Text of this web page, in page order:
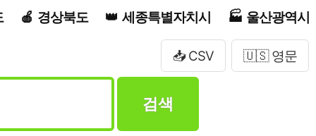
경상북도 세종특별자치시 울산광역시
📥 CSV 🇺🇸 영문
검색